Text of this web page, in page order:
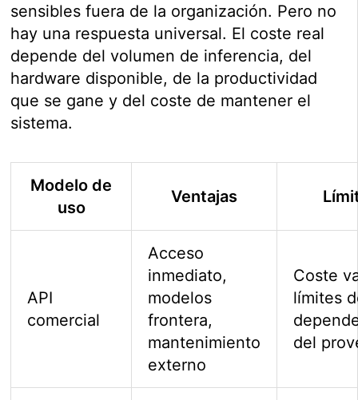
sensibles fuera de la organización. Pero no
hay una respuesta universal. El coste real
depende del volumen de inferencia, del
hardware disponible, de la productividad
que se gane y del coste de mantener el
sistema.
Modelo de
uso
Ventajas
API
comercial
Acceso
inmediato,
modelos
frontera,
mantenimiento
externo
Coste
límites
del